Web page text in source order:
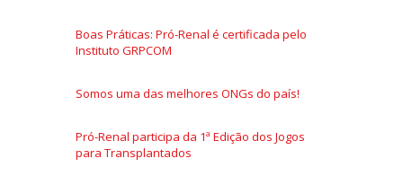
Boas Práticas: Pró-Renal é certificada pelo
Instituto GRPCOM
Somos uma das melhores ONGs do país!
Pró-Renal participa da 1ª Edição dos Jogos
para Transplantados